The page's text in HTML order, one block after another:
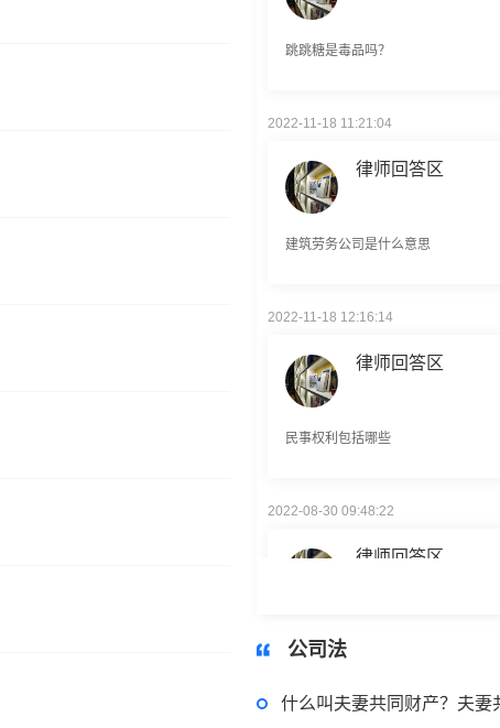
跳跳糖是毒品吗？
律师回答区
建筑劳务公司是什么意思
律师回答区
民事权利包括哪些
律师回答区
2022-11-14 09:48:30
公司法
什么叫夫妻共同财产？夫妻共